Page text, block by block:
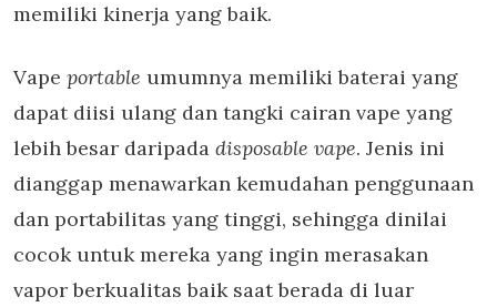
memiliki kinerja yang baik.
Vape portable umumnya memiliki baterai yang
dapat diisi ulang dan tangki cairan vape yang
lebih besar daripada disposable vape. Jenis ini
dianggap menawarkan kemudahan penggunaan
dan portabilitas yang tinggi, sehingga dinilai
cocok untuk mereka yang ingin merasakan
vapor berkualitas baik saat berada di luar